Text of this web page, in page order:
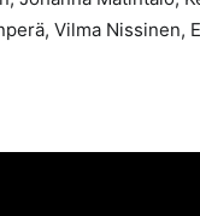
Vilma Nissinen,